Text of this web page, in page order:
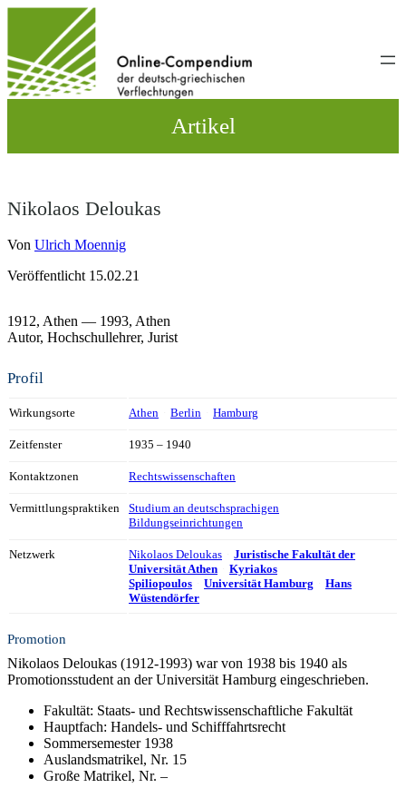
wechseln
Artikel
Nikolaos Deloukas
Von Ulrich Moennig
Veröffentlicht 15.02.21
1912, Athen — 1993, Athen
Autor Hochschullehrer Jurist
Profil
Wirkungsorte Athen Berlin Hamburg
Zeitfenster 1935 – 1940
Kontaktzonen Rechtswissenschaften
Vermittlungspraktiken
Studium an deutschsprachigen
Bildungseinrichtungen
Netzwerk Nikolaos Deloukas
Juristische Fakultät der
Universität Athen
Kyriakos
Spiliopoulos
Universität Hamburg
Hans
Wüstendörfer
Promotion
Nikolaos Deloukas (1912-1993) war von 1938 bis 1940 als
Promotionsstudent an der Universität Hamburg eingeschrieben.
Fakultät: Staats- und Rechtswissenschaftliche Fakultät
Hauptfach: Handels- und Schifffahrtsrecht
Sommersemester 1938
Auslandsmatrikel, Nr. 15
Große Matrikel, Nr. –